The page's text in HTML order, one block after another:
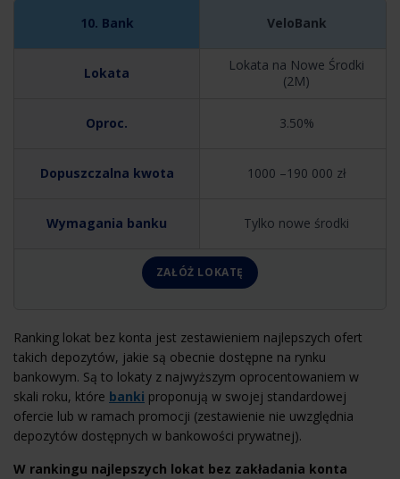
VeloBank
Lokata na Nowe Środki
(2M)
3.50%
1000 –190 000 zł
Tylko nowe środki
ZAŁÓŻ LOKATĘ
Ranking lokat bez konta jest zestawieniem najlepszych ofert
takich depozytów, jakie są obecnie dostępne na rynku
bankowym. Są to lokaty z najwyższym oprocentowaniem w
skali roku, które banki proponują w swojej standardowej
ofercie lub w ramach promocji (zestawienie nie uwzględnia
depozytów dostępnych w bankowości prywatnej).
W rankingu najlepszych lokat bez zakładania konta